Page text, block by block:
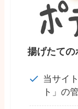
揚げたての
当サイ
ト」の